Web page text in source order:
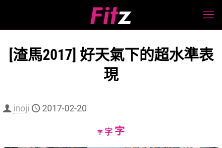
[渣馬2017] 好天氣下的超水準表
現
inoji 2017-02-20
字Decrease
字Reset
字Increase